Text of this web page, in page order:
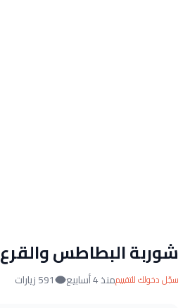
شوربة البطاطس والقرع
سجّل دخولك للتقييممنذ 4 أسابيع 591 زيارات